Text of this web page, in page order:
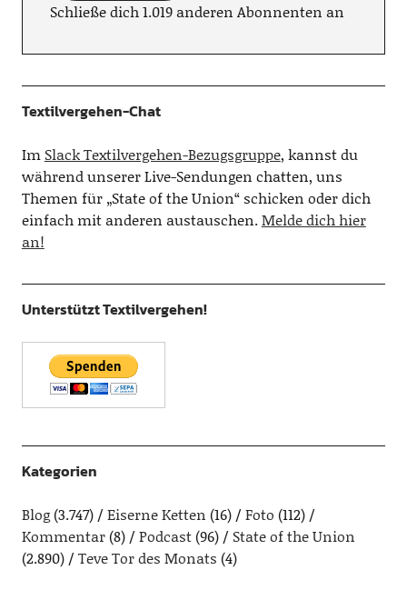
Schließe dich 1.019 anderen Abonnenten an
Textilvergehen-Chat
Im Slack Textilvergehen-Bezugsgruppe, kannst du
während unserer Live-Sendungen chatten, uns
Themen für „State of the Union“ schicken oder dich
einfach mit anderen austauschen.Melde dich hier
an!
Unterstützt Textilvergehen!
Kategorien
Blog(3.747) Eiserne Ketten (16) Foto (112)
Kommentar(8) Podcast(96)
State of the Union
(2.890)
Teve Tor des Monats (4)